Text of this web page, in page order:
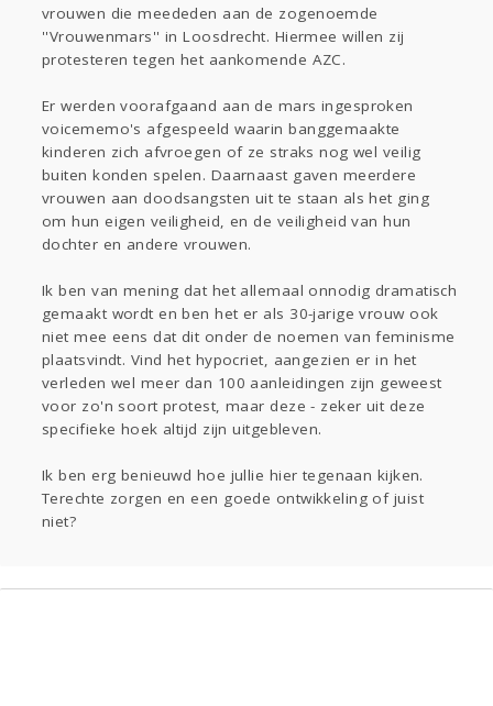
Gevraagd
Horen Doen
Lezen
vrouwen die meededen aan de zogenoemde
''Vrouwenmars'' in Loosdrecht. Hiermee willen zij
protesteren tegen het aankomende AZC.
Er werden voorafgaand aan de mars ingesproken
voicememo's afgespeeld waarin banggemaakte
kinderen zich afvroegen of ze straks nog wel veilig
buiten konden spelen. Daarnaast gaven meerdere
vrouwen aan doodsangsten uit te staan als het ging
om hun eigen veiligheid, en de veiligheid van hun
dochter en andere vrouwen.
Ik ben van mening dat het allemaal onnodig dramatisch
gemaakt wordt en ben het er als 30-jarige vrouw ook
niet mee eens dat dit onder de noemen van feminisme
plaatsvindt. Vind het hypocriet, aangezien er in het
verleden wel meer dan 100 aanleidingen zijn geweest
voor zo'n soort protest, maar deze - zeker uit deze
specifieke hoek altijd zijn uitgebleven.
Ik ben erg benieuwd hoe jullie hier tegenaan kijken.
Terechte zorgen en een goede ontwikkeling of juist
niet?